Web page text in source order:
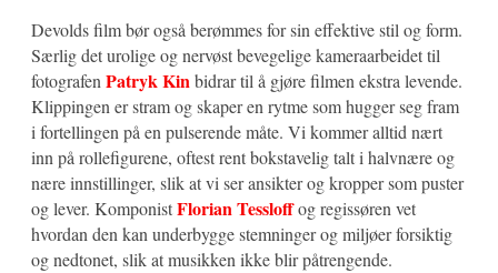
Devolds film bør også berømmes for sin effektive stil og form.
Særlig det urolige og nervøst bevegelige kameraarbeidet til
fotografenPatryk Kinbidrar til å gjøre filmen ekstra levende.
Klippingen er stram og skaper en rytme som hugger seg fram
i fortellingen på en pulserende måte. Vi kommer alltid nært
inn på rollefigurene, oftest rent bokstavelig talt i halvnære og
nære innstillinger, slik at vi ser ansikter og kropper som puster
og lever. KomponistFlorian Tessloffog regissøren vet
hvordan den kan underbygge stemninger og miljøer forsiktig
og nedtonet, slik at musikken ikke blir påtrengende.